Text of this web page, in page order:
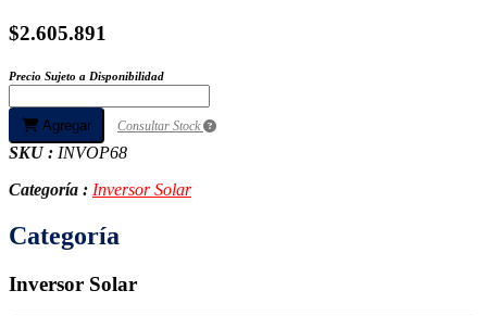
$2.605.891
Precio Sujeto a Disponibilidad
Agregar Consultar Stock
SKU : INVOP68
Categoría : Inversor Solar
Categoría
Inversor Solar